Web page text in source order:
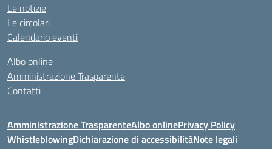
Le notizie
Le circolari
Calendario eventi
Albo online
Amministrazione Trasparente
Contatti
Amministrazione TrasparenteAlbo onlinePrivacy Policy
WhistleblowingDichiarazione di accessibilitàNote legali